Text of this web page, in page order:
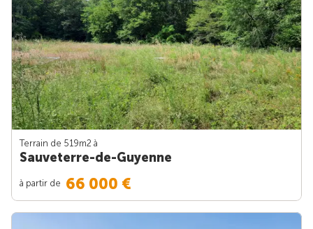
Terrain de 519m2 à
Sauveterre-de-Guyenne
à partir de 66 000 €